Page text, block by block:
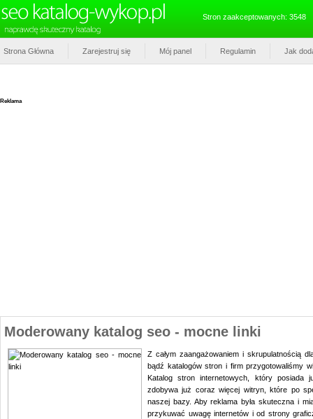
Stron zaakceptowanych: 3548
Strona Główna Zarejestruj się Mój panel Regulamin Jak
Reklama
Moderowany katalog seo - mocne linki
Z całym zaangażowaniem i skrupulatnością
bądź katalogów stron i firm przygotowaliśmy
Katalog stron internetowych, który posiada
zdobywa już coraz więcej witryn, które po
naszej bazy. Aby reklama była skuteczna i
przykuwać uwagę internetów i od strony